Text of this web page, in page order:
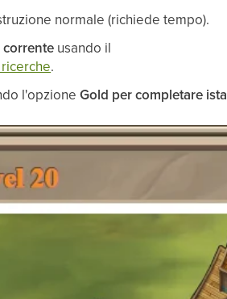
normale (richiede tempo).
usando il
.
l'opzioneGold per completare